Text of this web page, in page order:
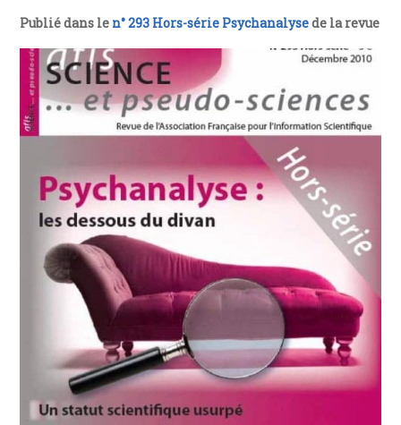
Publié dans le n° 293 Hors-série Psychanalysede la revue